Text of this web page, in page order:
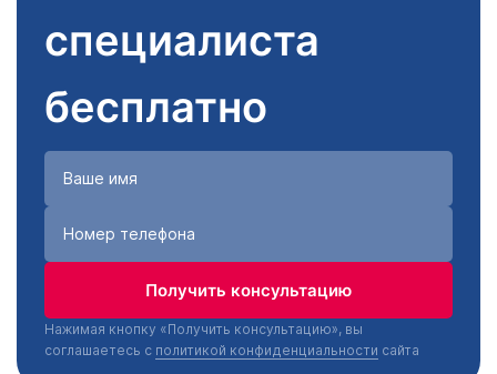
специалиста
бесплатно
Получить консультацию
Нажимая кнопку «Получить консультацию», вы
соглашаетесь с политикой конфиденциальности сайта